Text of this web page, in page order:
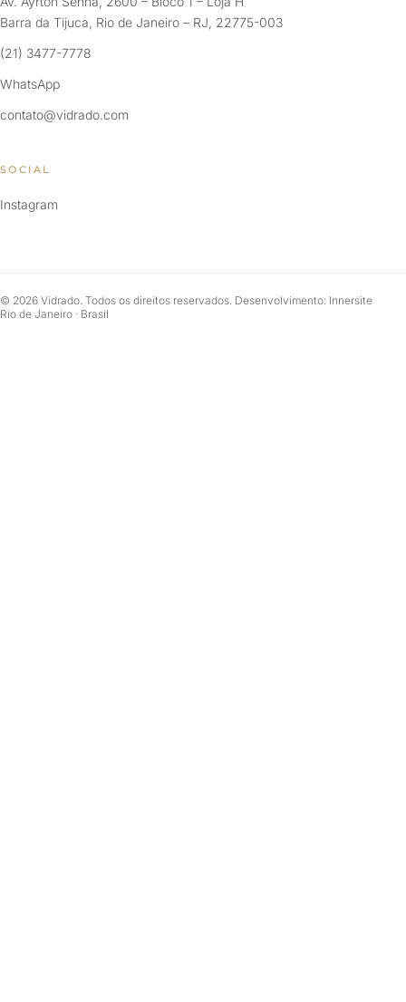
Barra da Tijuca, Rio de Janeiro – RJ, 22775-003
(21) 3477-7778
WhatsApp
contato@vidrado.com
SOCIAL
Instagram
© 2026 Vidrado. Todos os direitos reservados. Desenvolvimento: Innersite
Rio de Janeiro · Brasil